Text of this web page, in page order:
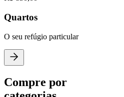
Quartos
O seu refúgio particular
Compre por